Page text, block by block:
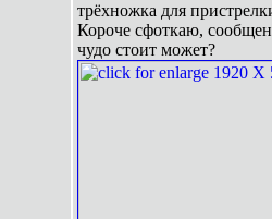
трёхножка для
Короче сфоткаю,
чудо стоит может?